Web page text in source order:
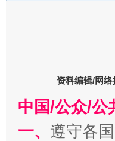
资料编辑/网络
中国/公众/公
一、 遵守各